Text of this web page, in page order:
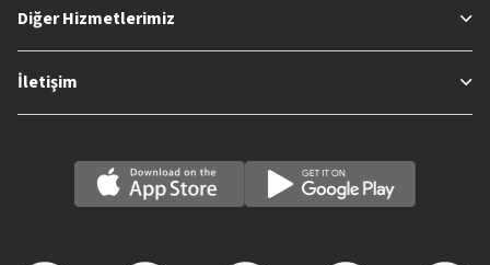
Diğer Hizmetlerimiz
İletişim